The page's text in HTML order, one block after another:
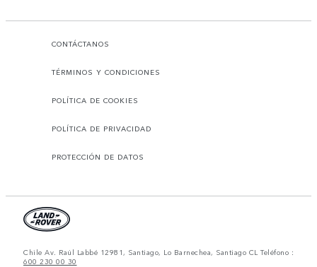
CONTÁCTANOS
TÉRMINOS Y CONDICIONES
POLÍTICA DE COOKIES
POLÍTICA DE PRIVACIDAD
PROTECCIÓN DE DATOS
Chile Av. Raúl Labbé 12981, Santiago, Lo Barnechea, Santiago CL Teléfono :
600 230 00 30